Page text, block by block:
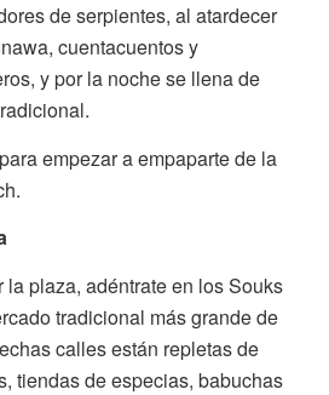
de serpientes, al atardecer
cuentacuentos y
y por la noche se llena de
empezar a empaparte de la
la plaza, adéntrate en los Souks
tradicional más grande de
calles están repletas de
tiendas de especias, babuchas